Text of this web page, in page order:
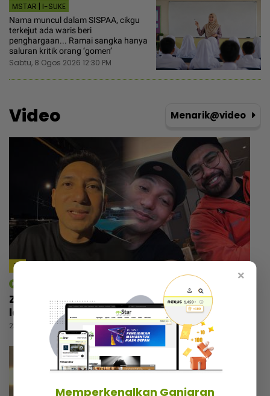
MSTAR | I-SUKE
Nama muncul dalam SISPAA, cikgu
terkejut ada waris beri
penghargaan... Ramai sangka hanya
saluran kritik orang ‘gomen’
Sabtu, 8 Ogos 2026 12:30 PM
Video Menarik@video
Zizan Razak rancang wujudkan platform
lawak, beri bayangan ‘comeback’ Jozan
23 jam lalu
×
Memperkenalkan Ganjaran